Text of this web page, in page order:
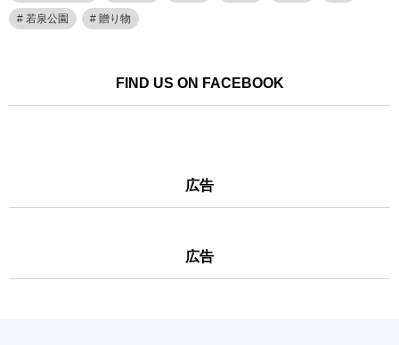
若泉公園 贈り物
FIND US ON FACEBOOK
広告
広告